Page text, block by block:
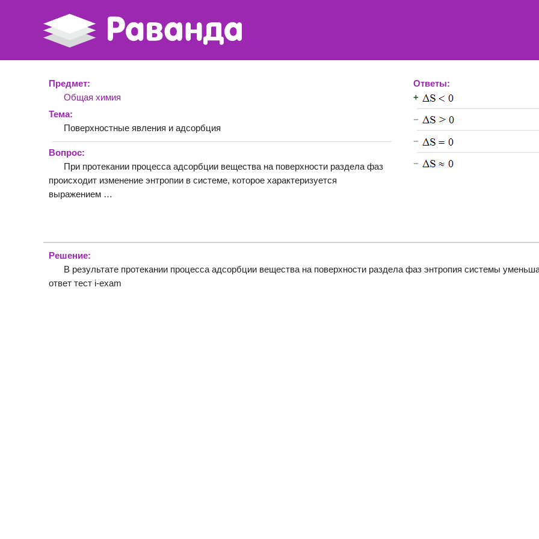
Предмет:
Общая химия
Тема:
Поверхностные явления и адсорбция
Вопрос:
При протекании процесса адсорбции вещества на поверхности раздела фаз
происходит изменение энтропии в системе, которое характеризуется
выражением …
Ответы:
+
−
−
−
Решение:
В результате протекании процесса адсорбции вещества на поверхности раздела фаз энтропия системы
ответ тест i-exam